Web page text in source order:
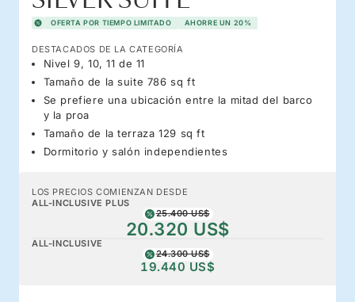
OFERTA POR TIEMPO LIMITADO AHORRE UN 20%
DESTACADOS DE LA CATEGORÍA
Nivel 9, 10, 11 de 11
Tamaño de la suite 786 sq ft
Se prefiere una ubicación entre la mitad del barco
y la proa
Tamaño de la terraza 129 sq ft
Dormitorio y salón independientes
LOS PRECIOS COMIENZAN DESDE
ALL-INCLUSIVE PLUS
25.400 US$
20.320 US$
ALL-INCLUSIVE
24.300 US$
19.440 US$